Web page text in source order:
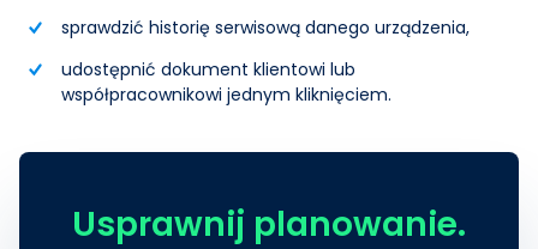
sprawdzić historię serwisową danego urządzenia,
udostępnić dokument klientowi lub
współpracownikowi jednym kliknięciem.
Usprawnij planowanie.